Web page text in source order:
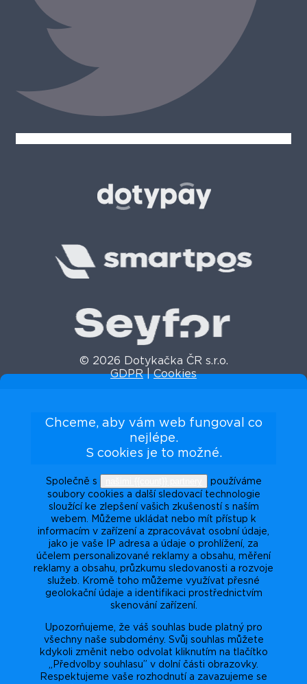
© 2026 Dotykačka ČR s.r.o.
GDPR|Cookies
Chceme, aby vám web fungoval co
nejlépe.
S cookies je to možné.
Společně s
používáme
soubory cookies a další sledovací technologie
sloužící ke zlepšení vašich zkušeností s naším
webem. Můžeme ukládat nebo mít přístup k
informacím v zařízení a zpracovávat osobní údaje,
jako je vaše IP adresa a údaje o prohlížení, za
účelem personalizované reklamy a obsahu, měření
reklamy a obsahu, průzkumu sledovanosti a rozvoje
služeb. Kromě toho můžeme využívat přesné
geolokační údaje a identifikaci prostřednictvím
skenování zařízení.
Upozorňujeme, že váš souhlas bude platný pro
všechny naše subdomény. Svůj souhlas můžete
kdykoli změnit nebo odvolat kliknutím na tlačítko
„Předvolby souhlasu” v dolní části obrazovky.
Respektujeme vaše rozhodnutí a zavazujeme se